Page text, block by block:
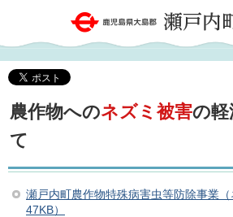
鹿児島県大島郡 瀬戸内町
農作物へのネズミ被害の
て
瀬戸内町農作物特殊病害虫等防除事業
47KB）